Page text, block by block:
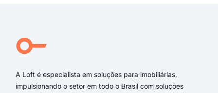
A Loft é especialista em soluções para imobiliárias,
impulsionando o setor em todo o Brasil com soluções